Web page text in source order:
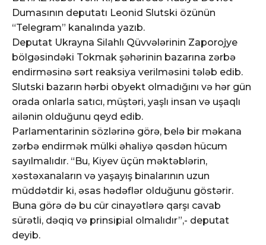
Dumasının deputatı Leonid Slutski özünün
“Telegram” kanalında yazıb.
Deputat Ukrayna Silahlı Qüvvələrinin Zaporojye
bölgəsindəki Tokmak şəhərinin bazarına zərbə
endirməsinə sərt reaksiya verilməsini tələb edib.
Slutski bazarın hərbi obyekt olmadığını və hər gün
orada onlarla satıcı, müştəri, yaşlı insan və uşaqlı
ailənin olduğunu qeyd edib.
Parlamentarinin sözlərinə görə, belə bir məkana
zərbə endirmək mülki əhaliyə qəsdən hücum
sayılmalıdır. “Bu, Kiyev üçün məktəblərin,
xəstəxanaların və yaşayış binalarının uzun
müddətdir ki, əsas hədəflər olduğunu göstərir.
Buna görə də bu cür cinayətlərə qarşı cavab
sürətli, dəqiq və prinsipial olmalıdır”,- deputat
deyib.